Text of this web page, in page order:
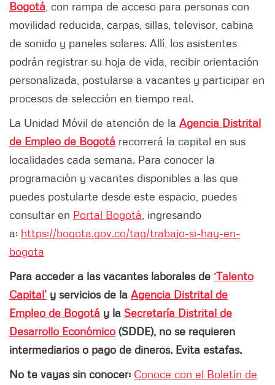
Bogotá , con rampa de acceso para personas con
movilidad reducida, carpas, sillas, televisor, cabina
de sonido y paneles solares. Allí, los asistentes
podrán registrar su hoja de vida, recibir orientación
personalizada, postularse a vacantes y participar en
procesos de selección en tiempo real.
La Unidad Móvil de atención de la Agencia Distrital
de Empleo de Bogotá recorrerá la capital en sus
localidades cada semana. Para conocer la
programación y vacantes disponibles a las que
puedes postularte desde este espacio, puedes
consultar en Portal Bogotá , ingresando
a: https://bogota.gov.co/tag/trabajo-si-hay-en-
bogota
Para acceder a las vacantes laborales de ‘Talento
Capital’ y servicios de la Agencia Distrital de
Empleo de Bogotá y la Secretaría Distrital de
Desarrollo Económico (SDDE), no se requieren
intermediarios o pago de dineros. Evita estafas.
No te vayas sin conocer: Conoce con el Boletín de